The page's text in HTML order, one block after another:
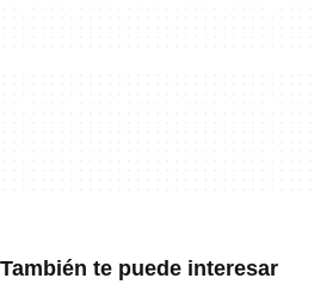
También te puede interesar